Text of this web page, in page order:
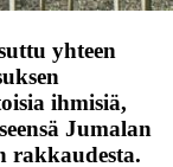
yhteen
ihmisiä,
Jumalan
rakkaudesta.